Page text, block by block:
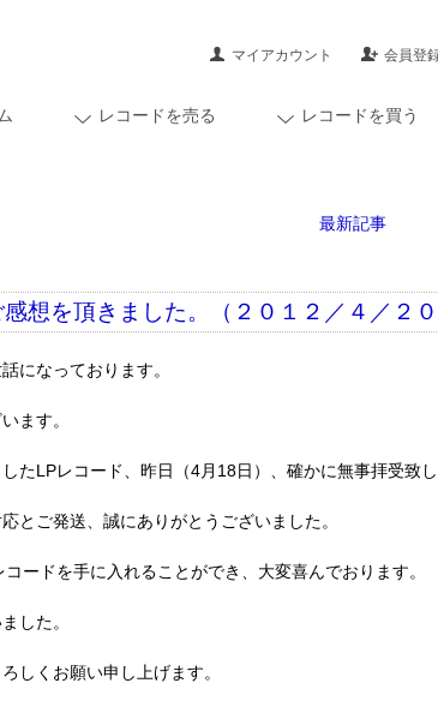
マイアカウント 会員登
レコードを売る レコードを買う
最新記事
想を頂きました。（２０１２／４／２
になっております。
ます。
たLPレコード、昨日（4月18日）、確かに無事拝受致
とご発送、誠にありがとうございました。
ードを手に入れることができ、大変喜んでおります。
した。
しくお願い申し上げます。